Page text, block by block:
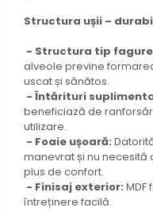
Structura ușii –
- Structura tip
alveole previne
uscat și sănătos.
- Întărituri
beneficiază de
utilizare.
- Foaie ușoară:
manevrat și nu necesită
plus de confort.
- Finisaj exterior:
întreținere facilă.